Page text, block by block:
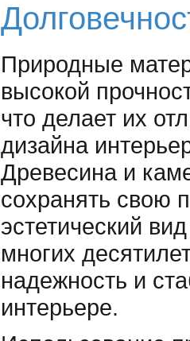
Природные
высокой
что делает их
дизайна
Древесина и
сохранять свою
эстетический
многих
надежность и
интерьере.